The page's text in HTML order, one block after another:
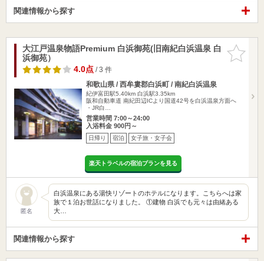
関連情報から探す
お気に入
りに追加
大江戸温泉物語Premium 白浜御苑(旧南紀白浜温泉 白
浜御苑）
4.0点/ 3 件
和歌山県 / 西牟婁郡白浜町 / 南紀白浜温泉
紀伊富田駅5.40km 白浜駅3.35km
阪和自動車道 南紀田辺ICより国道42号を白浜温泉方面へ
・JR白…
営業時間 7:00～24:00
入浴料金 900円～
日帰り 宿泊 女子旅・女子会
楽天トラベルの宿泊プランを見る
匿名
白浜温泉にある湯快リゾートのホテルになります。こちらへは家
族で１泊お世話になりました。 ①建物 白浜でも元々は由緒ある
大…
関連情報から探す